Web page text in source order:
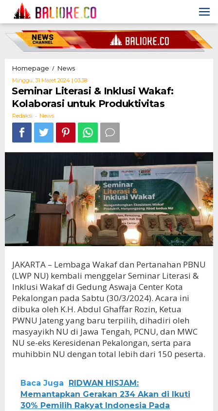
content
Homepage / NewsSeminar
Literasi
&
Inklusi
Wakaf:
Produktivitas
Minggu, 31 Maret 2024 | 03:38Oleh
Redaksi
Seminar Literasi & Inklusi Wakaf:
Kolaborasi untuk Produktivitas
Redaksi - News
JAKARTA – Lembaga Wakaf dan Pertanahan PBNU
(LWP NU) kembali menggelar Seminar Literasi &
Inklusi Wakaf di Gedung Aswaja Center Kota
Pekalongan pada Sabtu (30/3/2024). Acara ini
dibuka oleh K.H. Abdul Ghaffar Rozin, Ketua
PWNU Jateng yang baru terpilih, dihadiri oleh
masyayikh NU di Jawa Tengah, PCNU, dan MWC
NU se-eks Keresidenan Pekalongan, serta para
muhibbin NU dengan total lebih dari 150 peserta.
Baca Juga
RIDWAN HISJAM:
Memantapkan Gerakan 234 Akan di Ikuti
30% Pemilih Rakyat Indonesia Pada